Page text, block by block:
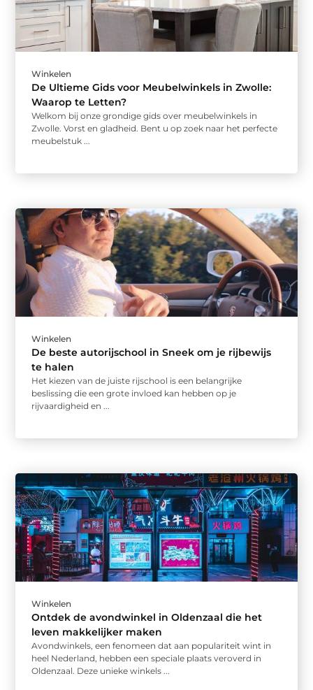
Winkelen
De Ultieme Gids voor Meubelwinkels in Zwolle:
Waarop te Letten?
Welkom bij onze grondige gids over meubelwinkels in
Zwolle. Vorst en gladheid. Bent u op zoek naar het perfecte
meubelstuk ...
Winkelen
De beste autorijschool in Sneek om je rijbewijs
te halen
Het kiezen van de juiste rijschool is een belangrijke
beslissing die een grote invloed kan hebben op je
rijvaardigheid en ...
Winkelen
Ontdek de avondwinkel in Oldenzaal die het
leven makkelijker maken
Avondwinkels, een fenomeen dat aan populariteit wint in
heel Nederland, hebben een speciale plaats veroverd in
Oldenzaal. Deze unieke winkels ...